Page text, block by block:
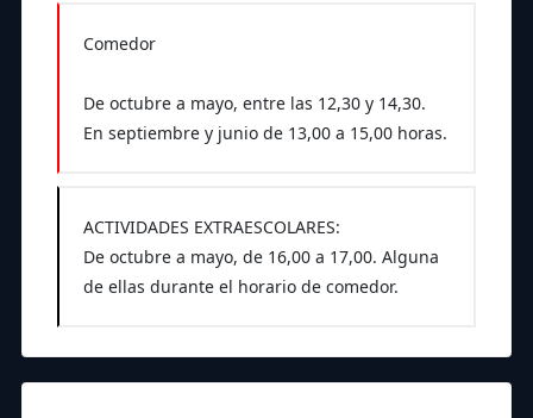
Comedor
De octubre a mayo, entre las 12,30 y 14,30.
En septiembre y junio de 13,00 a 15,00 horas.
ACTIVIDADES EXTRAESCOLARES:
De octubre a mayo, de 16,00 a 17,00. Alguna
de ellas durante el horario de comedor.